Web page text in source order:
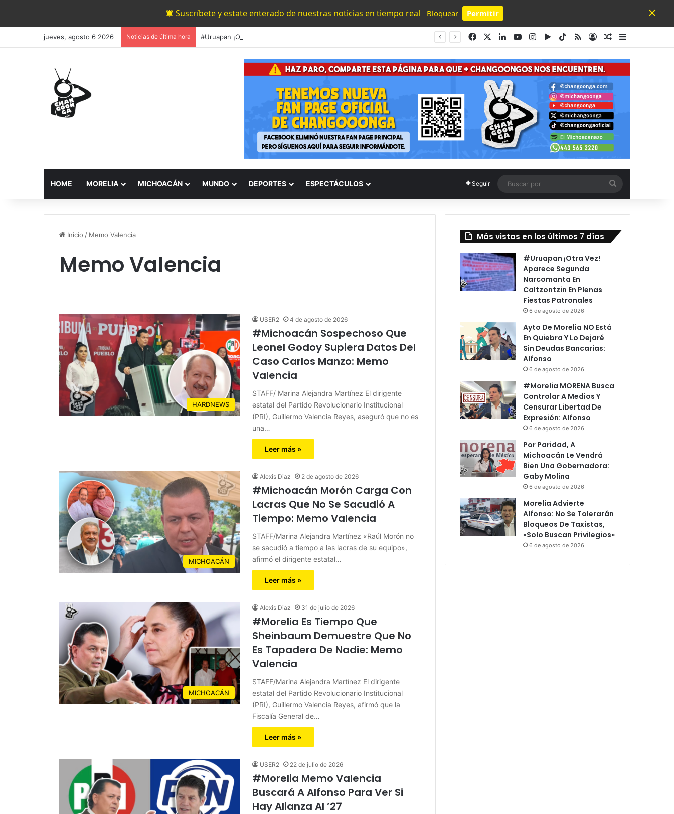
Suscríbete y estate enterado de nuestras noticias en tiempo real Bloquear Permitir
Powered by SendPulse
×
jueves, agosto 6 2026 Noticias de última hora FacebookLinkedInYouTubeInstagram
Google Play
TikTok
RSS AccesoPublicación al
HOME MORELIA MICHOACÁN MUNDO DEPORTES ESPECTÁCULOS Seguir
por
Inicio / Memo Valencia
Memo Valencia
HARDNEWS
USER2 4 de agosto de 2026
#Michoacán Sospechoso Que
Leonel Godoy Supiera Datos Del
Caso Carlos Manzo: Memo
Valencia
STAFF/ Marina Alejandra Martínez El dirigente
estatal del Partido Revolucionario Institucional
(PRI), Guillermo Valencia Reyes, aseguró que no es
una…
Leer más »
MICHOACÁN
Alexis Diaz 2 de agosto de 2026
#Michoacán Morón Carga Con
Lacras Que No Se Sacudió A
Tiempo: Memo Valencia
STAFF/Marina Alejandra Martínez «Raúl Morón no
se sacudió a tiempo a las lacras de su equipo»,
afirmó el dirigente estatal…
Leer más »
MICHOACÁN
Alexis Diaz 31 de julio de 2026
#Morelia Es Tiempo Que
Sheinbaum Demuestre Que No
Es Tapadera De Nadie: Memo
Valencia
STAFF/Marina Alejandra Martínez El dirigente
estatal del Partido Revolucionario Institucional
(PRI), Guillermo Valencia Reyes, afirmó que la
Fiscalía General de…
Leer más »
USER2 22 de julio de 2026
#Morelia Memo Valencia
Buscará A Alfonso Para Ver Si
Hay Alianza Al ’27
Más vistas en los últimos 7 días
#Uruapan ¡Otra Vez!
Aparece Segunda
Narcomanta En
Caltzontzin En Plenas
Fiestas Patronales
6 de agosto de 2026
Ayto De Morelia NO Está
En Quiebra Y Lo Dejaré
Sin Deudas Bancarias:
Alfonso
6 de agosto de 2026
#Morelia MORENA Busca
Controlar A Medios Y
Censurar Libertad De
Expresión: Alfonso
6 de agosto de 2026
Por Paridad, A
Michoacán Le Vendrá
Bien Una Gobernadora:
Gaby Molina
6 de agosto de 2026
Morelia Advierte
Alfonso: No Se Tolerarán
Bloqueos De Taxistas,
«Solo Buscan Privilegios»
6 de agosto de 2026